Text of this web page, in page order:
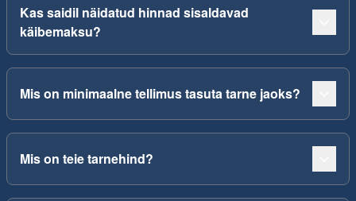
Kas saidil näidatud hinnad sisaldavad
käibemaksu?
Mis on minimaalne tellimus tasuta tarne jaoks?
Mis on teie tarnehind?